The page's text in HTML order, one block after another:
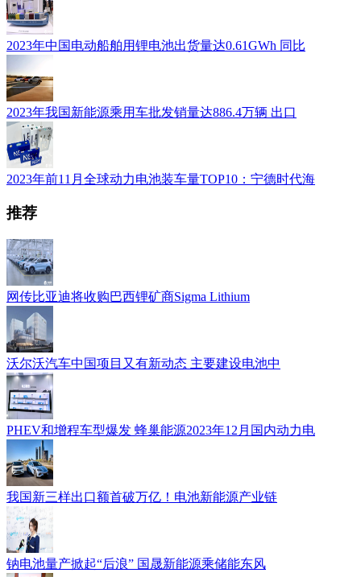
2023年中国电动船舶用锂电池出货量达0.61GWh 同比
2023年我国新能源乘用车批发销量达886.4万辆 出口
2023年前11月全球动力电池装车量TOP10：宁德时代海
推荐
网传比亚迪将收购巴西锂矿商Sigma Lithium
沃尔沃汽车中国项目又有新动态 主要建设电池中
PHEV和增程车型爆发 蜂巢能源2023年12月国内动力电
我国新三样出口额首破万亿！电池新能源产业链
钠电池量产掀起“后浪” 国晟新能源乘储能东风